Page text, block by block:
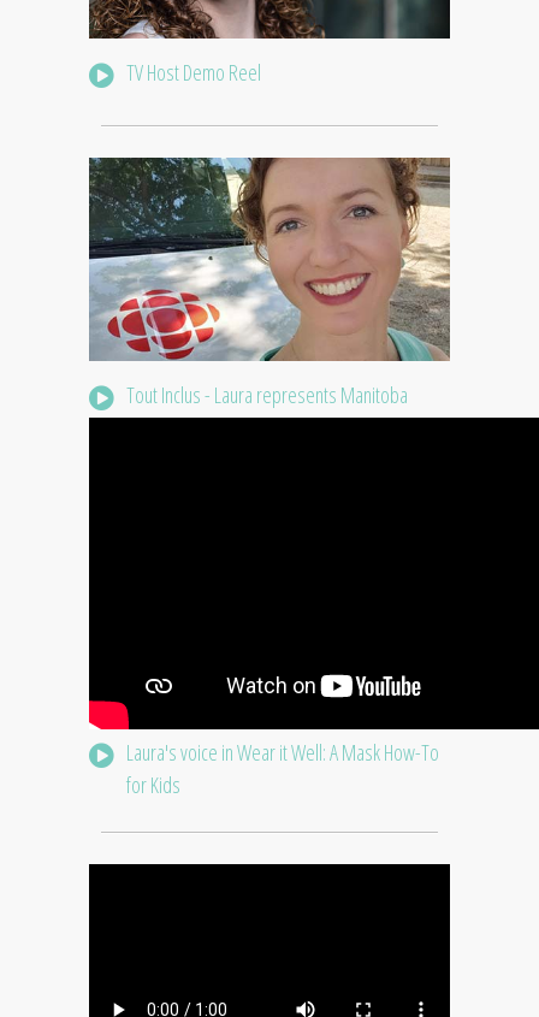
TV Host Demo Reel
Tout Inclus - Laura represents Manitoba
Laura's voice in Wear it Well: A Mask How-To
for Kids